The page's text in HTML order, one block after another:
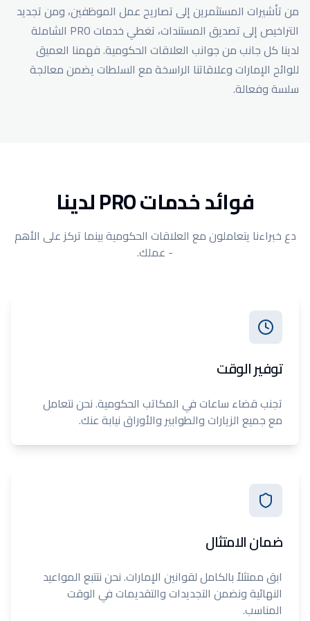
من تأشيرات المستثمرين إلى تصاريح عمل الموظفين، ومن تجديد
التراخيص إلى تصديق المستندات، تغطي خدمات PRO الشاملة
لدينا كل جانب من جوانب العلاقات الحكومية. فهمنا العميق
للوائح الإمارات وعلاقاتنا الراسخة مع السلطات يضمن معالجة
سلسة وفعالة.
فوائد خدمات PRO لدينا
دع خبراءنا يتعاملون مع العلاقات الحكومية بينما تركز على الأهم
- عملك.
توفير الوقت
تجنب قضاء ساعات في المكاتب الحكومية. نحن نتعامل
مع جميع الزيارات والطوابير والأوراق نيابة عنك.
ضمان الامتثال
ابق ممتثلاً بالكامل لقوانين الإمارات. نحن نتتبع المواعيد
النهائية ونضمن التجديدات والتقديمات في الوقت
المناسب.